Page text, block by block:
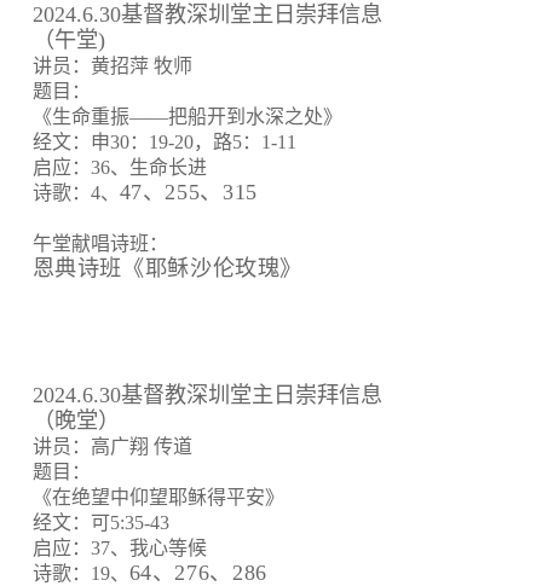
2024.6.30基督教深圳堂主日崇拜信息
（午堂)
讲员：黄招萍 牧师
题目：
《生命重振——把船开到水深之处》
经文：申30：19-20，路5：1-11
启应：36、生命长进
诗歌：4、 47、255、315
午堂献唱诗班：
恩典诗班《耶稣沙伦玫瑰》
2024.6.30基督教深圳堂主日崇拜信息
（晚堂）
讲员：高广翔 传道
题目：
《在绝望中仰望耶稣得平安》
经文：可5:35-43
启应：37、我心等候
诗歌：19、 64、 276、 286